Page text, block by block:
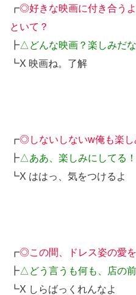
┏◎好きな映画に付き合う
といて？
┣△どんな映画？楽しみだな
┗X 映画ね。了解
┏◎しないしないw俺も楽し
┣△ああ、楽しみにしてる！
┗X ははっ、気をつけるよ
┏◎この間、ドレス姿の愛
┣△どう言うも何も、店の
┗X しらばっくれんなよ